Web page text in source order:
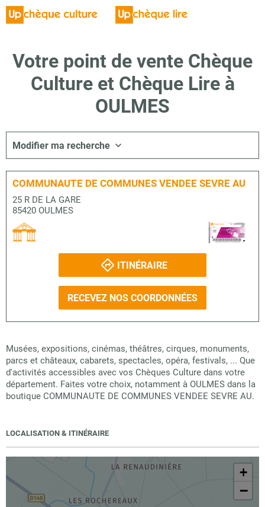
Votre point de vente Chèque
Culture et Chèque Lire à
OULMES
Modifier ma recherche
COMMUNAUTE DE COMMUNES VENDEE SEVRE AU
25 R DE LA GARE
85420 OULMES
ITINÉRAIRE
RECEVEZ NOS COORDONNÉES
Musées, expositions, cinémas, théâtres, cirques, monuments,
parcs et châteaux, cabarets, spectacles, opéra, festivals, ... Que
d'activités accessibles avec vos Chèques Culture dans votre
département. Faites votre choix, notamment à OULMES dans la
boutique COMMUNAUTE DE COMMUNES VENDEE SEVRE AU.
LOCALISATION & ITINÉRAIRE
+
−